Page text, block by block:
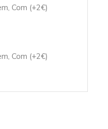
Com (+2€)
Com (+2€)